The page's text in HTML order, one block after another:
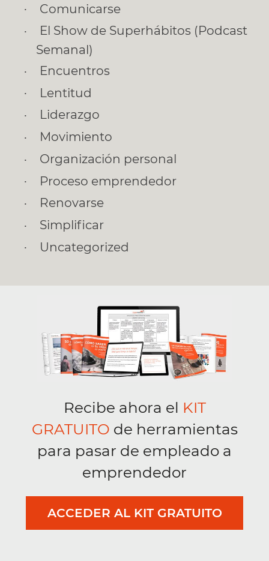
Comunicarse
El Show de Superhábitos (Podcast
Semanal)
Encuentros
Lentitud
Liderazgo
Movimiento
Organización personal
Proceso emprendedor
Renovarse
Simplificar
Uncategorized
Recibe ahora el KIT
GRATUITO de herramientas
para pasar de empleado a
emprendedor
ACCEDER AL KIT GRATUITO